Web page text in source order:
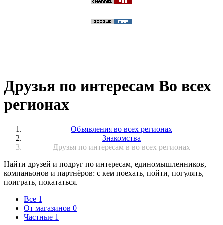
Друзья по интересам Во всех
регионах
Объявления во всех регионах
Знакомства
Друзья по интересам в во всех регионах
Найти друзей и подруг по интересам, единомышленников,
компаньонов и партнёров: с кем поехать, пойти, погулять,
поиграть, покататься.
Все 1
От магазинов 0
Частные 1